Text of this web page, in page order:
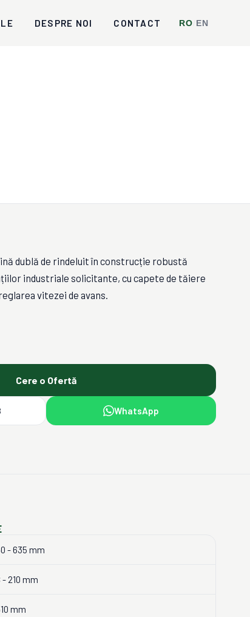
DESPRE NOI CONTACT RO EN
dublă de rindeluit în construcție robustă
industriale solicitante, cu capete de tăiere
vitezei de avans.
Cere o Ofertă
WhatsApp
- 635 mm
- 210 mm
mm